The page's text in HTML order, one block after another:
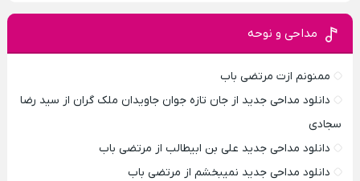
مداحی و نوحه
ممنونم ازت مرتضی باب
دانلود مداحی جدید از جان تازه جوان جاویدان ملک گران از سید رضا
سجادی
دانلود مداحی جدید علی بن ابیطالب از مرتضی باب
دانلود مداحی جدید نمیبخشم از مرتضی باب